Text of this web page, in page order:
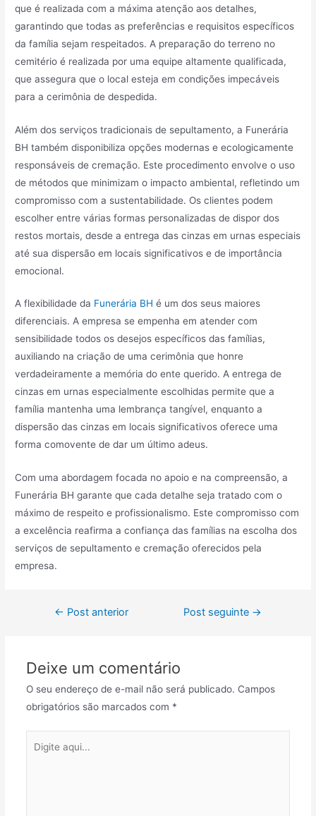
que é realizada com a máxima atenção aos detalhes,
garantindo que todas as preferências e requisitos específicos
da família sejam respeitados. A preparação do terreno no
cemitério é realizada por uma equipe altamente qualificada,
que assegura que o local esteja em condições impecáveis
para a cerimônia de despedida.
Além dos serviços tradicionais de sepultamento, a Funerária
BH também disponibiliza opções modernas e ecologicamente
responsáveis de cremação. Este procedimento envolve o uso
de métodos que minimizam o impacto ambiental, refletindo um
compromisso com a sustentabilidade. Os clientes podem
escolher entre várias formas personalizadas de dispor dos
restos mortais, desde a entrega das cinzas em urnas especiais
até sua dispersão em locais significativos e de importância
emocional.
A flexibilidade da Funerária BH é um dos seus maiores
diferenciais. A empresa se empenha em atender com
sensibilidade todos os desejos específicos das famílias,
auxiliando na criação de uma cerimônia que honre
verdadeiramente a memória do ente querido. A entrega de
cinzas em urnas especialmente escolhidas permite que a
família mantenha uma lembrança tangível, enquanto a
dispersão das cinzas em locais significativos oferece uma
forma comovente de dar um último adeus.
Com uma abordagem focada no apoio e na compreensão, a
Funerária BH garante que cada detalhe seja tratado com o
máximo de respeito e profissionalismo. Este compromisso com
a excelência reafirma a confiança das famílias na escolha dos
serviços de sepultamento e cremação oferecidos pela
empresa.
Navegação
← Post anterior Post seguinte →
Deixe um comentário
O seu endereço de e-mail não será publicado. Campos
obrigatórios são marcados com *
aqui...